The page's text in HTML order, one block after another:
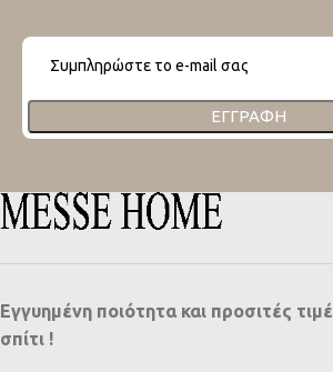
ΕΓΓΡΑΦΉ
Εγγυημένη ποιότητα και προσιτές
σπίτι !